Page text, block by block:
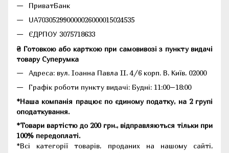
ПриватБанк
UA703052990000026000015024535
ЄДРПОУ 3075718633
₴ Готовкою або карткою при самовивозі з пункту видачі
товару Суперумка
Адреса: вул. Іоанна Павла II, 4/6 корп. В, Київ, 02000
Графік роботи пункту видачі: Будні: 11:00–18:00
*Наша компанія працює по єдиному податку, на 2 групі
оподаткування.
*Товари вартістю до 200 грн., відправляються тільки при
100% передоплаті.
*Всі категорії товарів, проданих на нашому сайті,